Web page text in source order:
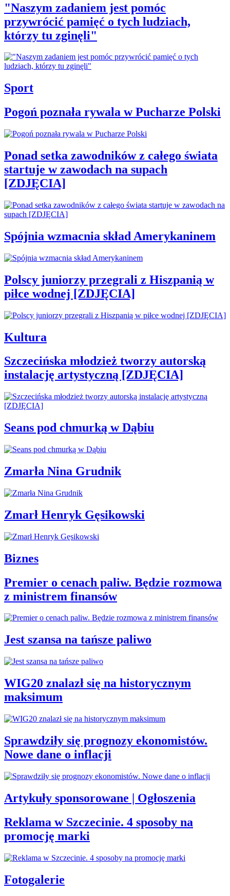
"Naszym zadaniem jest pomóc
przywrócić pamięć o tych ludziach,
którzy tu zginęli"
Sport
Pogoń poznała rywala w Pucharze Polski
Ponad setka zawodników z całego świata
startuje w zawodach na supach
[ZDJĘCIA]
Spójnia wzmacnia skład Amerykaninem
Polscy juniorzy przegrali z Hiszpanią w
piłce wodnej [ZDJĘCIA]
Kultura
Szczecińska młodzież tworzy autorską
instalację artystyczną [ZDJĘCIA]
Seans pod chmurką w Dąbiu
Zmarła Nina Grudnik
Zmarł Henryk Gęsikowski
Biznes
Premier o cenach paliw. Będzie rozmowa
z ministrem finansów
Jest szansa na tańsze paliwo
WIG20 znalazł się na historycznym
maksimum
Sprawdziły się prognozy ekonomistów.
Nowe dane o inflacji
Artykuły sponsorowane | Ogłoszenia
Reklama w Szczecinie. 4 sposoby na
promocję marki
Fotogalerie